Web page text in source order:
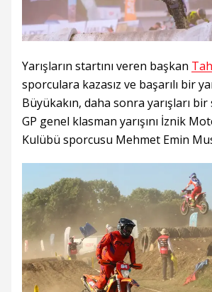
Yarışların startını veren başkan
sporculara kazasız ve başarılı bir
Büyükakın, daha sonra yarışları
GP genel klasman yarışını İznik
Kulübü sporcusu Mehmet Emin